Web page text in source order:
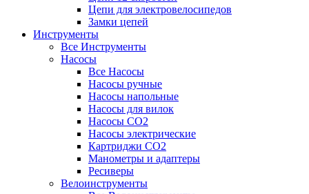
Цепи для электровелосипедов
Замки цепей
Инструменты
Все Инструменты
Насосы
Все Насосы
Насосы ручные
Насосы напольные
Насосы для вилок
Насосы CO2
Насосы электрические
Картриджи CO2
Манометры и адаптеры
Ресиверы
Велоинструменты